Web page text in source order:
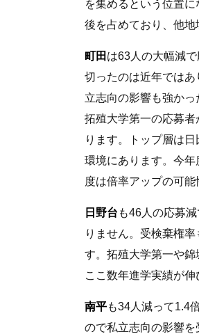
を集めるという位置
後を占めており、他地
町田 は63人の大幅減
切ったのは近年では
立志向の影響も強か
拓殖大学第一の応募
ります。トップ層は
環境にあります。今
度は倍率アップの可能
日野台 も46人の応募
りません。受検棄権
す。拓殖大学第一や錦
ここ数年進学実績が
南平も34人減って1.4
ので私立志向の影響